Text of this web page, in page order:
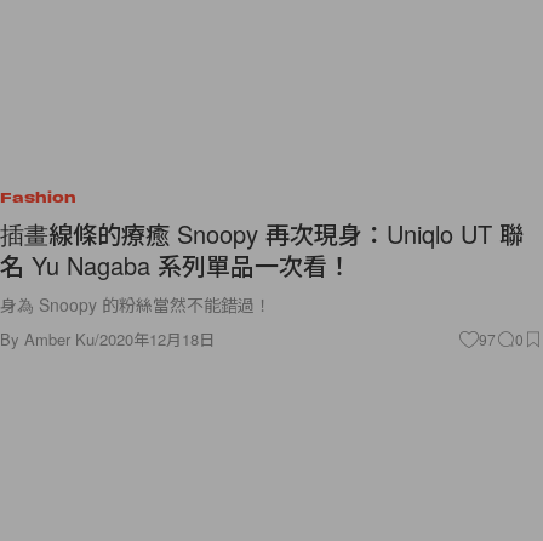
Fashion
插畫線條的療癒 Snoopy 再次現身：Uniqlo UT 聯
名 Yu Nagaba 系列單品一次看！
身為 Snoopy 的粉絲當然不能錯過！
By Amber Ku/2020年12月18日 97 0